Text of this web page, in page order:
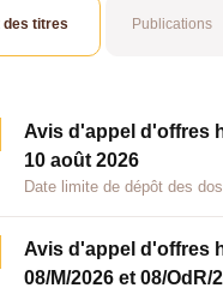
des titres Publications
Avis d'appel d'offres
10 août 2026
Date limite de dépôt des
Avis d'appel d'offres
08/M/2026 et 08/